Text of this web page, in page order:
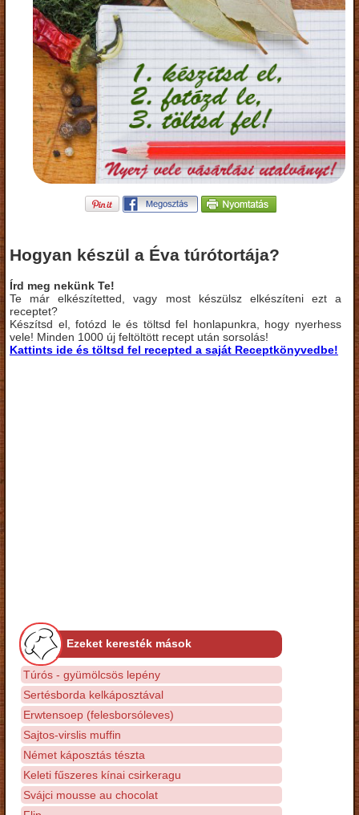
Hogyan készül a Éva túrótortája?
Írd meg nekünk Te!
Te már elkészítetted, vagy most készülsz elkészíteni ezt a
receptet?
Készítsd el, fotózd le és töltsd fel honlapunkra, hogy nyerhess
vele! Minden 1000 új feltöltött recept után sorsolás!
Kattints ide és töltsd fel recepted a saját Receptkönyvedbe!
Ezeket keresték mások
Túrós - gyümölcsös lepény
Sertésborda kelkáposztával
Erwtensoep (felesborsóleves)
Sajtos-virslis muffin
Német káposztás tészta
Keleti fűszeres kínai csirkeragu
Svájci mousse au chocolat